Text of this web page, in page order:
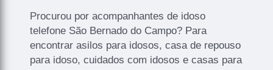
Procurou por acompanhantes de idoso
telefone São Bernado do Campo? Para
encontrar asilos para idosos, casa de repouso
para idoso, cuidados com idosos e casas para